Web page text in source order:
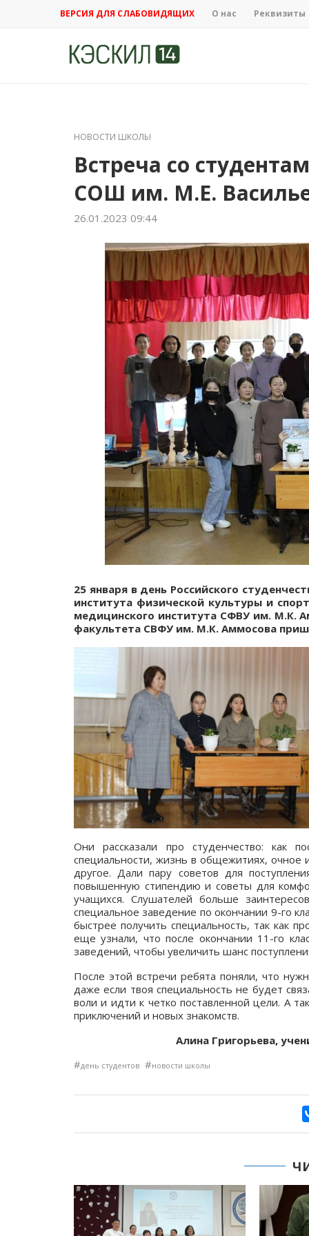
ВЕРСИЯ ДЛЯ СЛАБОВИДЯЩИХ О нас Реквизиты
НОВОСТИ ШКОЛЫ
Встреча со
СОШ им. М.Е.
26.01.2023 09:44
25 января в день Российского
института физической культуры и
медицинского института СФВУ им. М.К.
факультета СВФУ им. М.К. Аммосова
Они рассказали про студенчество: как
специальности, жизнь в общежитиях, очное
другое. Дали пару советов для
повышенную стипендию и советы для
учащихся. Слушателей больше
специальное заведение по окончании 9-го
быстрее получить специальность, так как
еще узнали, что после окончании 11-го
заведений, чтобы увеличить шанс
После этой встречи ребята поняли, что
даже если твоя специальность не будет
воли и идти к четко поставленной цели. А
приключений и новых знакомств.
Алина Григорьева,
#день студентов #новости школы